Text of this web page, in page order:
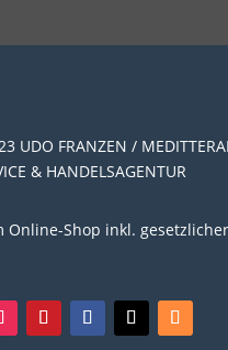
UDO FRANZEN /
& HANDELSAGENTUR
Online-Shop inkl.